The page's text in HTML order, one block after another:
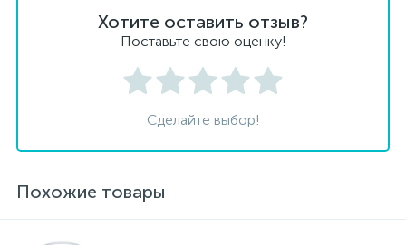
Хотите оставить отзыв?
Поставьте свою оценку!
Сделайте выбор!
Похожие товары